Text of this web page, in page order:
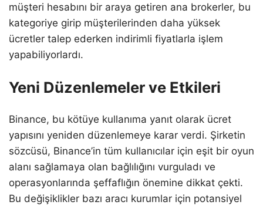
müşteri hesabını bir araya getiren ana brokerler, bu
kategoriye girip müşterilerinden daha yüksek
ücretler talep ederken indirimli fiyatlarla işlem
yapabiliyorlardı.
Yeni Düzenlemeler ve Etkileri
Binance, bu kötüye kullanıma yanıt olarak ücret
yapısını yeniden düzenlemeye karar verdi. Şirketin
sözcüsü, Binance’in tüm kullanıcılar için eşit bir oyun
alanı sağlamaya olan bağlılığını vurguladı ve
operasyonlarında şeffaflığın önemine dikkat çekti.
Bu değişiklikler bazı aracı kurumlar için potansiyel